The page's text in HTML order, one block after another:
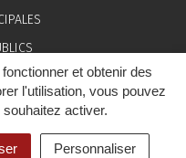
et obtenir des
l'utilisation, vous pouvez
activer.
Personnaliser